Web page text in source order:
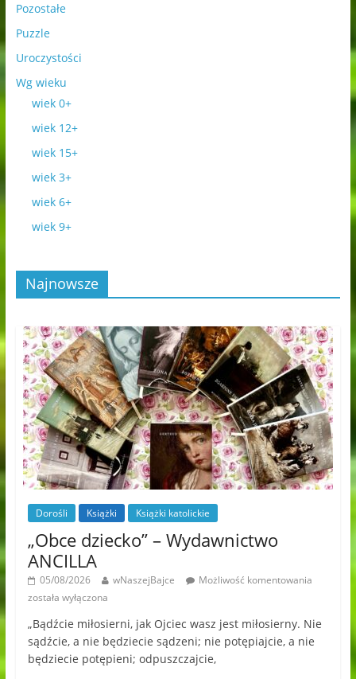
Pozostałe
Puzzle
Uroczystości
Wg wieku
wiek 0+
wiek 12+
wiek 15+
wiek 3+
wiek 6+
wiek 9+
Najnowsze
Dorośli Książki Książki katolickie
„Obce dziecko” – Wydawnictwo
ANCILLA
05/08/2026 wNaszejBajce
Możliwość komentowania
została wyłączona
„Bądźcie miłosierni, jak Ojciec wasz jest miłosierny. Nie
sądźcie, a nie będziecie sądzeni; nie potępiajcie, a nie
będziecie potępieni; odpuszczajcie,